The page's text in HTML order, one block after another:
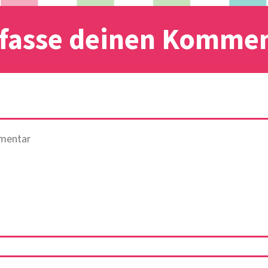
deinen